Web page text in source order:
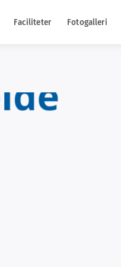
Faciliteter Fotogalleri